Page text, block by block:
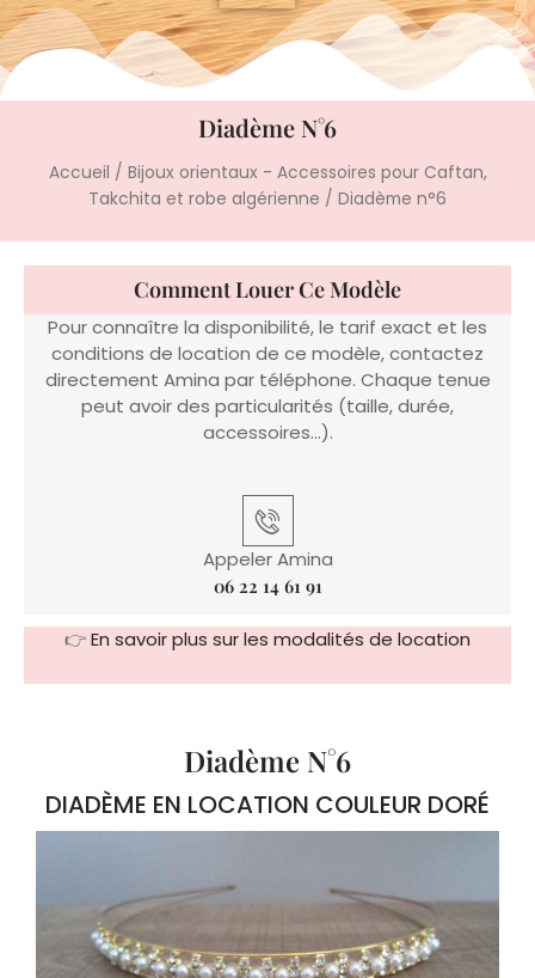
Diadème N°6
Accueil / Bijoux orientaux - Accessoires pour Caftan,
Takchita et robe algérienne / Diadème n°6
Comment Louer Ce Modèle
Pour connaître la disponibilité, le tarif exact et les
conditions de location de ce modèle, contactez
directement Amina par téléphone. Chaque tenue
peut avoir des particularités (taille, durée,
accessoires…).
Appeler Amina
06 22 14 61 91
👉En savoir plus sur les modalités de location
Diadème N°6
DIADÈME EN LOCATION COULEUR DORÉ